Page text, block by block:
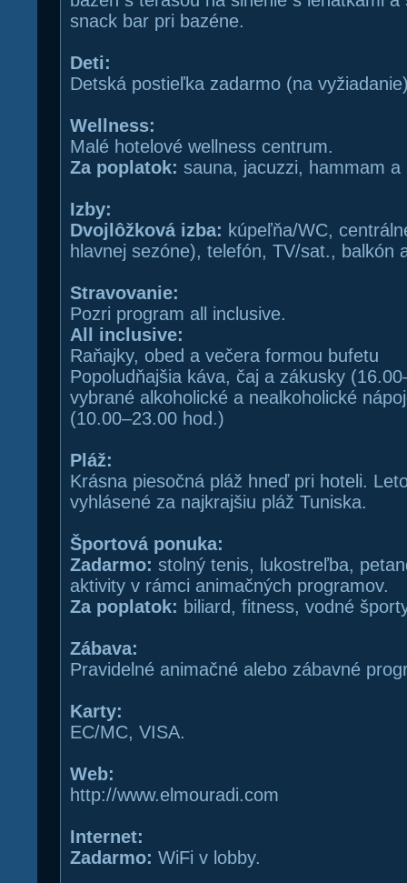
snack bar pri bazéne.
Deti:
Detská postieľka zadarmo (na
Wellness:
Malé hotelové wellness centrum.
Za poplatok: sauna, jacuzzi, hammam a
Izby:
Dvojlôžková izba: kúpeľňa/WC,
hlavnej sezóne), telefón, TV/sat., balkón
Stravovanie:
Pozri program all inclusive.
All inclusive:
Raňajky, obed a večera formou bufetu
Popoludňajšia káva, čaj a zákusky
vybrané alkoholické a nealkoholické
(10.00–23.00 hod.)
Pláž:
Krásna piesočná pláž hneď pri hoteli.
vyhlásené za najkrajšiu pláž Tuniska.
Športová ponuka:
Zadarmo: stolný tenis, lukostreľba,
aktivity v rámci animačných programov.
Za poplatok: biliard, fitness, vodné
Zábava:
Pravidelné animačné alebo zábavné
Karty:
EC/MC, VISA.
Web:
http://www.elmouradi.com
Internet:
Zadarmo: WiFi v lobby.